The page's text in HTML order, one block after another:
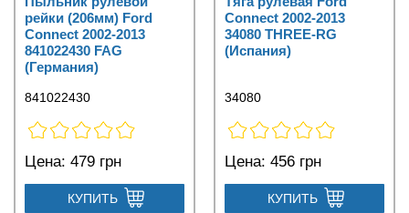
рейки (206мм) Ford
Connect 2002-2013
841022430 FAG
(Германия)
841022430
Цена: 479 грн
КУПИТЬ
Connect 2002-2013
34080 THREE-RG
(Испания)
34080
Цена: 456 грн
КУПИТЬ